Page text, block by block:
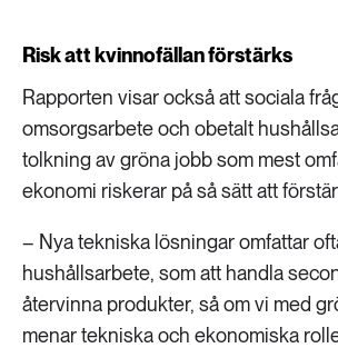
Risk att kvinnofällan förstärks
Rapporten visar också att sociala
omsorgsarbete och obetalt
tolkning av gröna jobb som mest
ekonomi riskerar på så sätt att
– Nya tekniska lösningar omfattar
hushållsarbete, som att handla
återvinna produkter, så om vi med
menar tekniska och ekonomiska